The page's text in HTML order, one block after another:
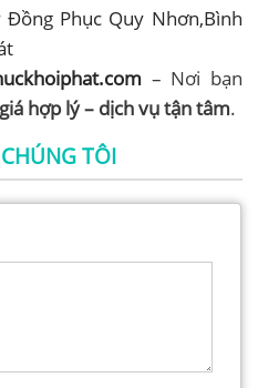
Đồng Phục Quy Nhơn,Bình
– Nơi bạn
hợp lý – dịch vụ tận tâm.
TÔI